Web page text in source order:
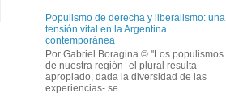
Populismo de derecha y liberalismo: una
tensión vital en la Argentina
contemporánea
Por Gabriel Boragina © ''Los populismos
de nuestra región -el plural resulta
apropiado, dada la diversidad de las
experiencias- se...